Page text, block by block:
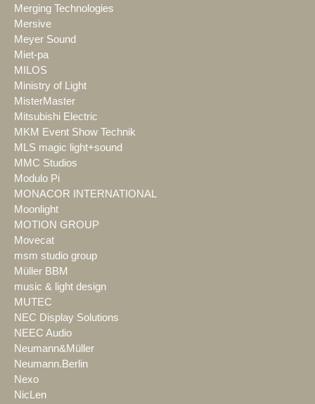
Merging Technologies
Mersive
Meyer Sound
Miet-pa
MILOS
Ministry of Light
MisterMaster
Mitsubishi Electric
MKM Event Show Technik
MLS magic light+sound
MMC Studios
Modulo Pi
MONACOR INTERNATIONAL
Moonlight
MOTION GROUP
Movecat
msm studio group
Müller BBM
music & light design
MUTEC
NEC Display Solutions
NEEC Audio
Neumann&Müller
Neumann.Berlin
Nexo
NicLen